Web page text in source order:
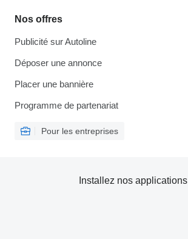
Nos offres
Publicité sur Autoline
Déposer une annonce
Placer une bannière
Programme de partenariat
Pour les entreprises
Installez nos applications